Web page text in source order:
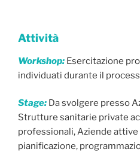
Attività
Workshop: Esercitazione
individuati durante il
Stage: Da svolgere presso
Strutture sanitarie private
professionali, Aziende
pianificazione,